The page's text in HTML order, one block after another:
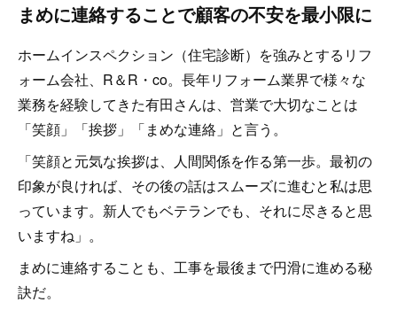
まめに連絡することで顧客の不安を最小限に
ホームインスペクション（住宅診断）を強みとするリフ
ォーム会社、R＆R・co。長年リフォーム業界で様々な
業務を経験してきた有田さんは、営業で大切なことは
「笑顔」「挨拶」「まめな連絡」と言う。
「笑顔と元気な挨拶は、人間関係を作る第一歩。最初の
印象が良ければ、その後の話はスムーズに進むと私は思
っています。新人でもベテランでも、それに尽きると思
いますね」。
まめに連絡することも、工事を最後まで円滑に進める秘
訣だ。